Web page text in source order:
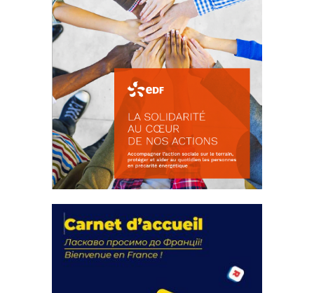
actions
18 septembre 2023
FEUILLETER